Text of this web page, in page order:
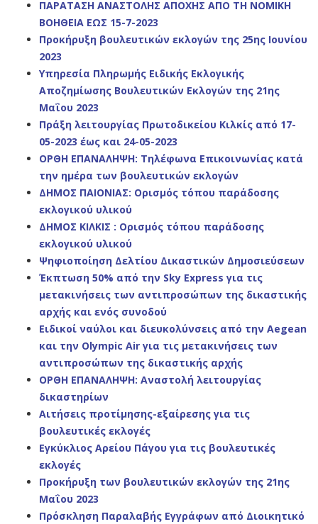
ΠΑΡΑΤΑΣΗ ΑΝΑΣΤΟΛΗΣ ΑΠΟΧΗΣ ΑΠΟ ΤΗ ΝΟΜΙΚΗ
ΒΟΗΘΕΙΑ ΕΩΣ 15-7-2023
Προκήρυξη βουλευτικών εκλογών της 25ης Ιουνίου
2023
Υπηρεσία Πληρωμής Ειδικής Εκλογικής
Αποζημίωσης Βουλευτικών Εκλογών της 21ης
Μαΐου 2023
Πράξη λειτουργίας Πρωτοδικείου Κιλκίς από 17-
05-2023 έως και 24-05-2023
ΟΡΘΗ ΕΠΑΝΑΛΗΨΗ: Τηλέφωνα Επικοινωνίας κατά
την ημέρα των βουλευτικών εκλογών
ΔΗΜΟΣ ΠΑΙΟΝΙΑΣ: Ορισμός τόπου παράδοσης
εκλογικού υλικού
ΔΗΜΟΣ ΚΙΛΚΙΣ : Ορισμός τόπου παράδοσης
εκλογικού υλικού
Ψηφιοποίηση Δελτίου Δικαστικών Δημοσιεύσεων
Έκπτωση 50% από την Sky Express για τις
μετακινήσεις των αντιπροσώπων της δικαστικής
αρχής και ενός συνοδού
Ειδικοί ναύλοι και διευκολύνσεις από την Aegean
και την Olympic Air για τις μετακινήσεις των
αντιπροσώπων της δικαστικής αρχής
ΟΡΘΗ ΕΠΑΝΑΛΗΨΗ: Αναστολή λειτουργίας
δικαστηρίων
Αιτήσεις προτίμησης-εξαίρεσης για τις
βουλευτικές εκλογές
Εγκύκλιος Αρείου Πάγου για τις βουλευτικές
εκλογές
Προκήρυξη των βουλευτικών εκλογών της 21ης
Μαΐου 2023
Πρόσκληση Παραλαβής Εγγράφων από Διοικητικό